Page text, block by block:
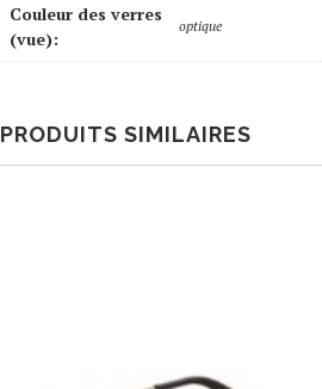
Couleur des verres
(vue):
optique
PRODUITS SIMILAIRES